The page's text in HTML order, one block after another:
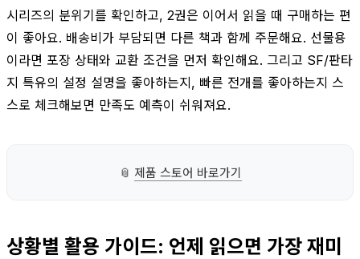
시리즈의 분위기를 확인하고, 2권은 이어서 읽을 때 구매하는 편
이 좋아요. 배송비가 부담되면 다른 책과 함께 주문해요. 선물용
이라면 포장 상태와 교환 조건을 먼저 확인해요. 그리고 SF/판타
지 특유의 설정 설명을 좋아하는지, 빠른 전개를 좋아하는지 스
스로 체크해보면 만족도 예측이 쉬워져요.
📎 제품 스토어 바로가기
상황별 활용 가이드: 언제 읽으면 가장 재미